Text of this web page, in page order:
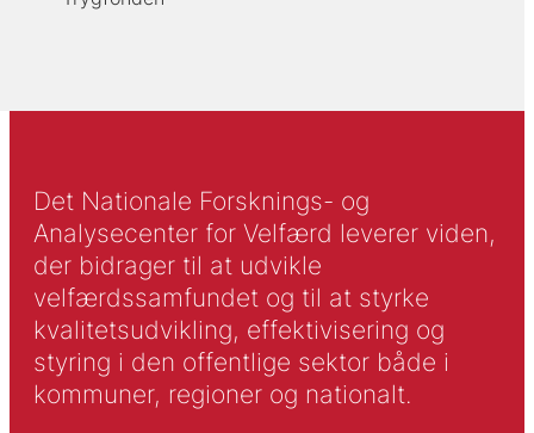
Det Nationale Forsknings- og
Analysecenter for Velfærd leverer viden,
der bidrager til at udvikle
velfærdssamfundet og til at styrke
kvalitetsudvikling, effektivisering og
styring i den offentlige sektor både i
kommuner, regioner og nationalt.